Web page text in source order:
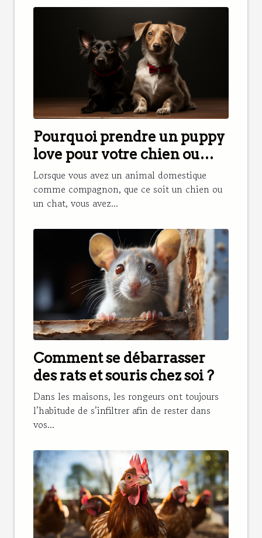
Pourquoi prendre un puppy
love pour votre chien ou
chat ?
Lorsque vous avez un animal domestique
comme compagnon, que ce soit un chien ou
un chat, vous avez...
Comment se débarrasser
des rats et souris chez soi ?
Dans les maisons, les rongeurs ont toujours
l’habitude de s’infiltrer afin de rester dans
vos...